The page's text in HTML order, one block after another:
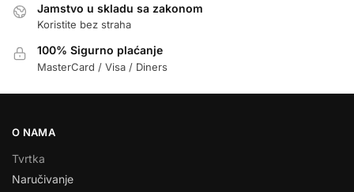
Jamstvo u skladu sa zakonom
Koristite bez straha
100% Sigurno plaćanje
MasterCard / Visa / Diners
O NAMA
Tvrtka
Naručivanje